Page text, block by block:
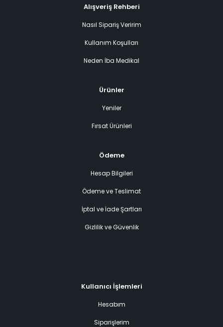
Alışveriş Rehberi
Nasıl Sipariş Veririm
Kullanım Koşulları
Neden İba Medikal
Ürünler
Yeniler
Fırsat Ürünleri
Ödeme
Hesap Bilgileri
Ödeme ve Teslimat
İptal ve İade Şartları
Gizlilik ve Güvenlik
Kullanıcı İşlemleri
Hesabım
Siparişlerim